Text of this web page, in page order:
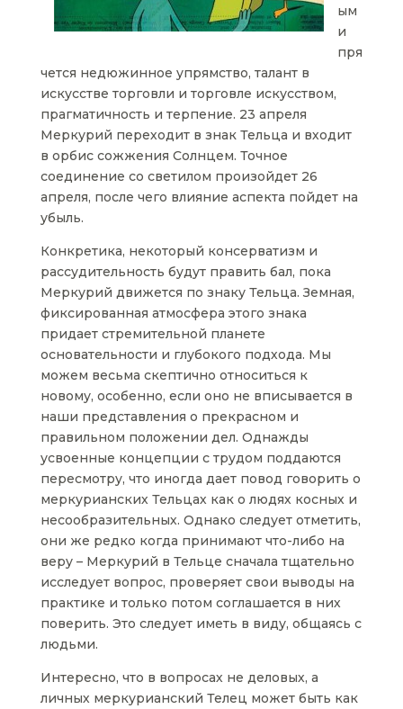
ым
и
пря
чется недюжинное упрямство, талант в
искусстве торговли и торговле искусством,
прагматичность и терпение. 23 апреля
Меркурий переходит в знак Тельца и входит
в орбис сожжения Солнцем. Точное
соединение со светилом произойдет 26
апреля, после чего влияние аспекта пойдет на
убыль.
Конкретика, некоторый консерватизм и
рассудительность будут править бал, пока
Меркурий движется по знаку Тельца. Земная,
фиксированная атмосфера этого знака
придает стремительной планете
основательности и глубокого подхода. Мы
можем весьма скептично относиться к
новому, особенно, если оно не вписывается в
наши представления о прекрасном и
правильном положении дел. Однажды
усвоенные концепции с трудом поддаются
пересмотру, что иногда дает повод говорить о
меркурианских Тельцах как о людях косных и
несообразительных. Однако следует отметить,
они же редко когда принимают что-либо на
веру – Меркурий в Тельце сначала тщательно
исследует вопрос, проверяет свои выводы на
практике и только потом соглашается в них
поверить. Это следует иметь в виду, общаясь с
людьми.
Интересно, что в вопросах не деловых, а
личных меркурианский Телец может быть как